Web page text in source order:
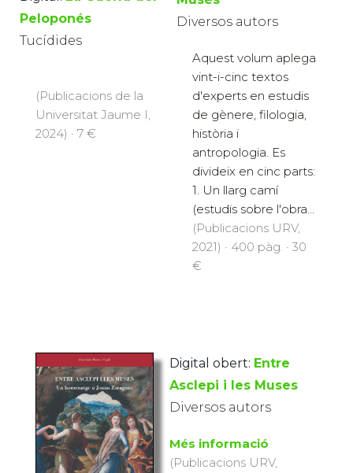
Peloponés
Tucídides
(Publicacions de la
Universitat Jaume I,
2024) · 7 €
Diversos autors
Aquest volum aplega
vint-i-cinc textos
d'experts en estudis
de gènere, filologia,
història i
antropologia. Es
divideix en cinc parts:
1. Un llarg camí
(estudis sobre l'obra...
(Publicacions URV,
2021) · 400 pàg. · 30
€
Digital obert: Entre
Asclepi i les Muses
Diversos autors
Més informació
(Publicacions URV,